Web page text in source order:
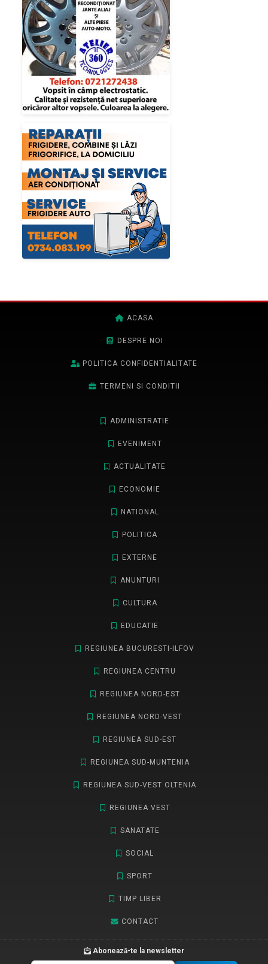
ACASA
DESPRE NOI
POLITICA CONFIDENTIALITATE
TERMENI SI CONDITII
ADMINISTRATIE
EVENIMENT
ACTUALITATE
ECONOMIE
NATIONAL
POLITICA
EXTERNE
ANUNTURI
CULTURA
EDUCATIE
REGIUNEA BUCURESTI-ILFOV
REGIUNEA CENTRU
REGIUNEA NORD-EST
REGIUNEA NORD-VEST
REGIUNEA SUD-EST
REGIUNEA SUD-MUNTENIA
REGIUNEA SUD-VEST OLTENIA
REGIUNEA VEST
SANATATE
SOCIAL
SPORT
TIMP LIBER
CONTACT
Abonează-te la newsletter